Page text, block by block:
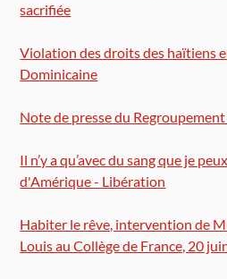
sacrifiée
Violation des droits des haïtiens
Dominicaine
Note de presse du
Il n’y a qu’avec du sang que je
d'Amérique - Libération
Habiter le rêve, intervention de
Louis au Collège de France, 20